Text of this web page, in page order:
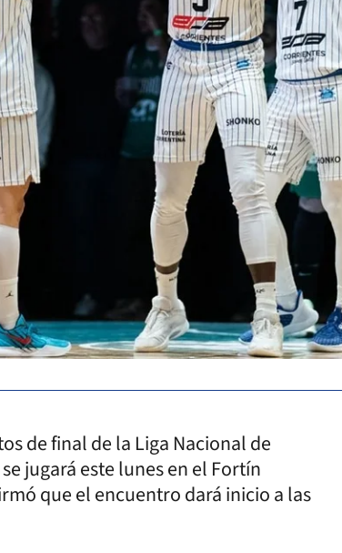
de final de la Liga Nacional de
jugará este lunes en el Fortín
que el encuentro dará inicio a las